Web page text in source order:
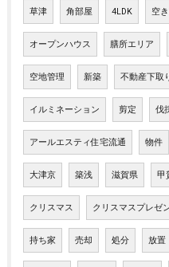
草津 角部屋 4LDK 空
オープンハウス 膳所エリア
空地管理 新築 不動産下取
イルミネーション 剪定 伐
アールエスティ住宅流通 物件
大津京 築浅 滋賀県 甲
クリスマス クリスマスプレゼ
持ち家 売却 処分 放置